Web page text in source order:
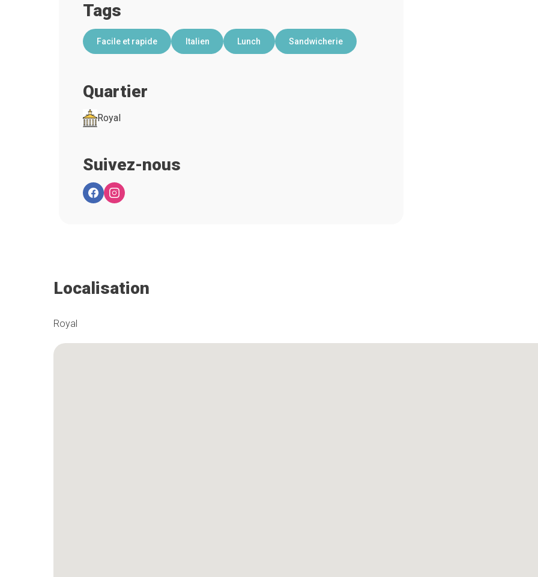
Tags
Facile et rapide Italien Lunch Sandwicherie
Quartier
Royal
Suivez-nous
Localisation
Royal